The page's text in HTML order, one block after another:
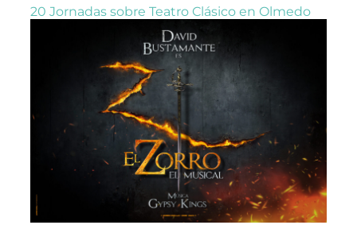
20 Jornadas sobre Teatro Clásico en Olmedo